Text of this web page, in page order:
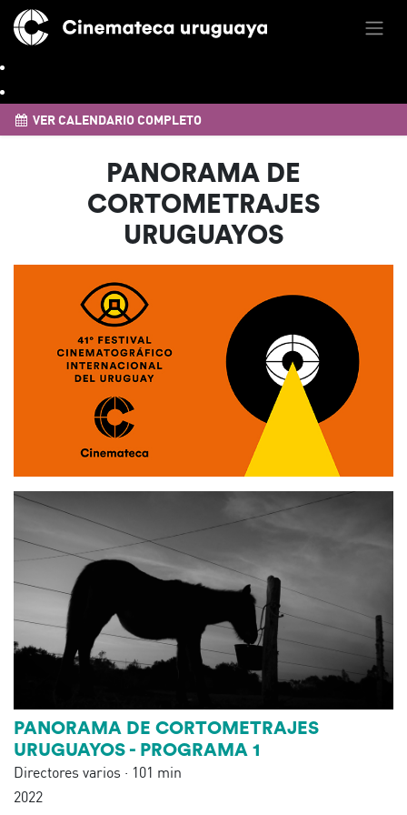
VER CALENDARIO COMPLETO
PANORAMA DE
CORTOMETRAJES
URUGUAYOS
PANORAMA DE CORTOMETRAJES
URUGUAYOS - PROGRAMA 1
Directores varios · 101 min
2022